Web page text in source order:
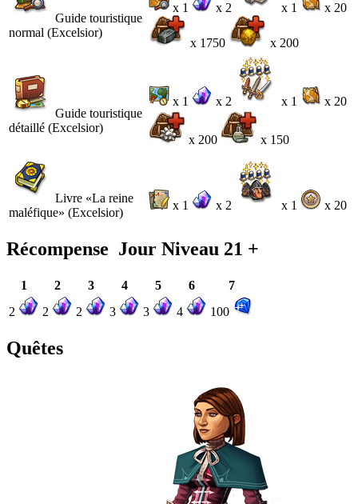
Guide touristique
normal (Excelsior)
x 1 x 2 x 1 x 20
x 1750 x 200
Guide touristique
détaillé (Excelsior)
x 1 x 2 x 1 x 20
x 200 x 150
Livre «La reine
maléfique» (Excelsior)
x 1 x 2 x 1 x 20
Récompense Jour Niveau 21 +
1 2 3 4 5 6
7
2
2 2 3 3 4 100
Quêtes